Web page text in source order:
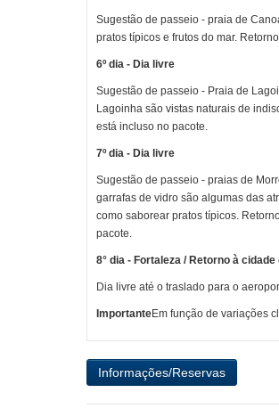
Sugestão de passeio - praia de
pratos típicos e frutos do mar.
6º dia - Dia livre
Sugestão de passeio - Praia de
Lagoinha são vistas naturais de
está incluso no pacote.
7º dia - Dia livre
Sugestão de passeio - praias de
garrafas de vidro são algumas das
como saborear pratos típicos.
pacote.
8° dia - Fortaleza / Retorno à cidade
Dia livre até o traslado para o
ImportanteEm função de variações